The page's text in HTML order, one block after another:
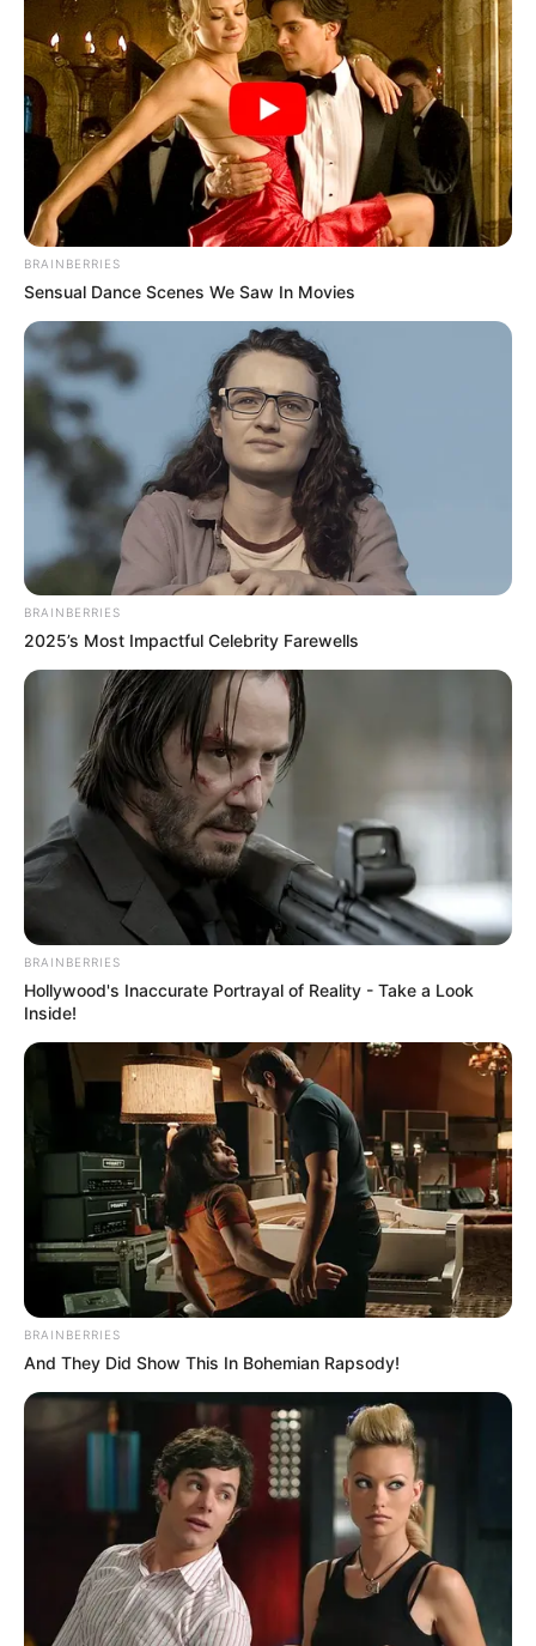
BRAINBERRIES
Sensual Dance Scenes We Saw In Movies
BRAINBERRIES
2025’s Most Impactful Celebrity Farewells
BRAINBERRIES
Hollywood's Inaccurate Portrayal of Reality - Take a Look
Inside!
BRAINBERRIES
And They Did Show This In Bohemian Rapsody!